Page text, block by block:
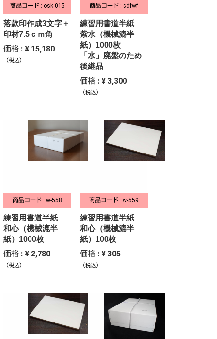
商品コード : osk-015
落款印作成3文字＋
印材7.5ｃｍ角
価格 : ¥ 15,180
（税込）
商品コード : sdfwf
練習用書道半紙
紫水（機械漉半
紙）1000枚
「水」廃盤のため
後継品
価格 : ¥ 3,300
（税込）
商品コード : w-558
練習用書道半紙
和心（機械漉半
紙）1000枚
価格 : ¥ 2,780
（税込）
商品コード : w-559
練習用書道半紙
和心（機械漉半
紙）100枚
価格 : ¥ 305
（税込）